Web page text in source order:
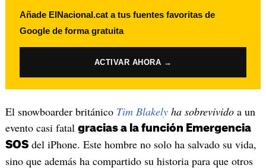
Añade ElNacional.cat a tus fuentes favoritas de
Google de forma gratuita
ACTIVAR AHORA →
El snowboarder británico Tim Blakelyha sobrevividoa un
evento casi fatal gracias a la función Emergencia
SOSdel iPhone. Este hombre no solo ha salvado su vida,
sino que además ha compartido su historia para que otros